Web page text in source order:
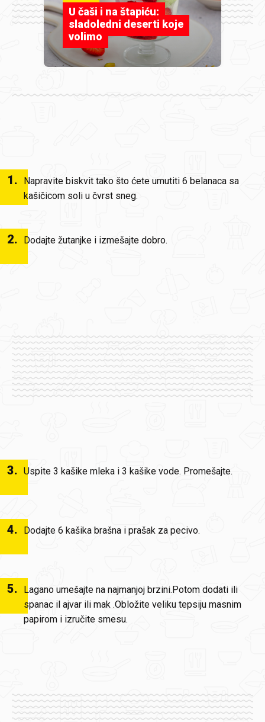
U čaši i na štapiću:
sladoledni deserti koje
volimo
1.
Napravite biskvit tako što ćete umutiti 6 belanaca sa
kašičicom soli u čvrst sneg.
2. Dodajte žutanjke i izmešajte dobro.
3. Uspite 3 kašike mleka i 3 kašike vode. Promešajte.
4. Dodajte 6 kašika brašna i prašak za pecivo.
5.
Lagano umešajte na najmanjoj brzini.Potom dodati ili
spanac il ajvar ili mak .Obložite veliku tepsiju masnim
papirom i izručite smesu.